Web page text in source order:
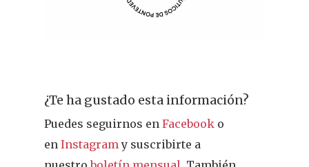
¿Te ha gustado esta información?
Puedes seguirnos enFacebook o
enInstagram y suscribirte a